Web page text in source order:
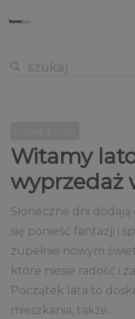
Witamy
wyprzedaż
Słoneczne dni
się ponieść fantazji i
zupełnie nowym
które niesie radość i
Początek lata to
mieszkania, także...